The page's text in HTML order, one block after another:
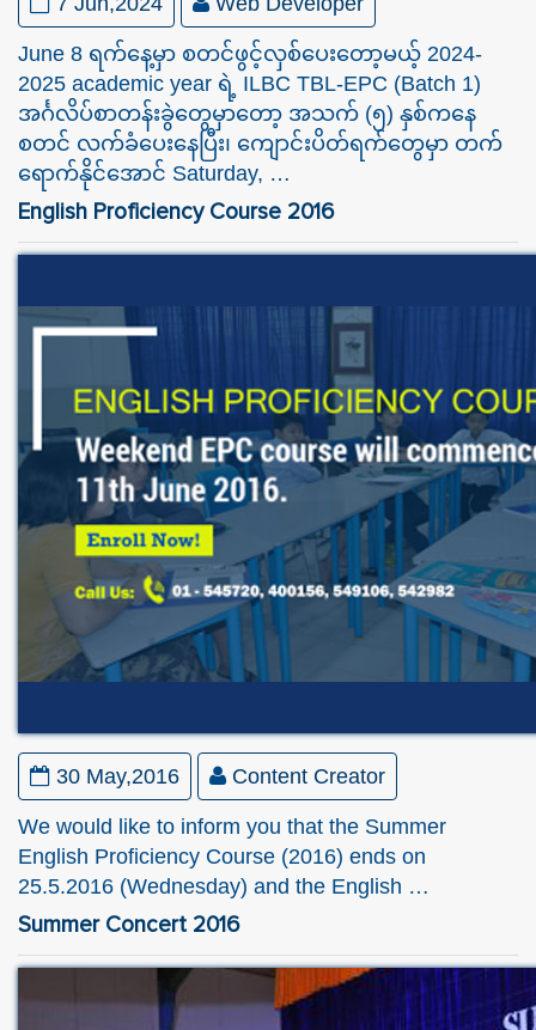
June 8 ရက်နေ့မှာ စတင်ဖွင့်လှစ်ပေးတော့မယ့် 2024-
2025 academic year ရဲ့ ILBC TBL-EPC (Batch 1)
အင်္ဂလိပ်စာတန်းခွဲတွေမှာတော့ အသက် (၅) နှစ်ကနေ
စတင် လက်ခံပေးနေပြီး၊ ကျောင်းပိတ်ရက်တွေမှာ တက်
ရောက်နိုင်အောင် Saturday, …
English Proficiency Course 2016
30 May,2016 Content Creator
We would like to inform you that the Summer
English Proficiency Course (2016) ends on
25.5.2016 (Wednesday) and the English …
Summer Concert 2016